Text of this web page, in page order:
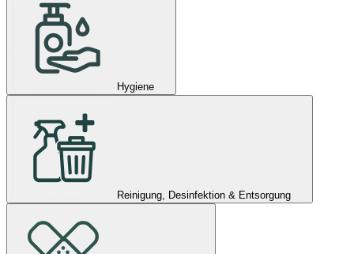
Hygiene
Reinigung, Desinfektion & Entsorgung